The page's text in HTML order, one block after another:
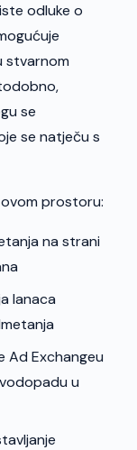
odluke o
stvarnom
se
se natječu s
ovom prostoru:
na strani
lanaca
Ad Exchangeu
u